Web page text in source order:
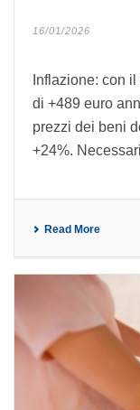
16/01/2026
Inflazione: con
di +489 euro
prezzi dei beni
+24%.
Read More